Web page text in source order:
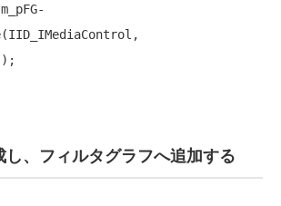
し、フィルタグラフへ追加する